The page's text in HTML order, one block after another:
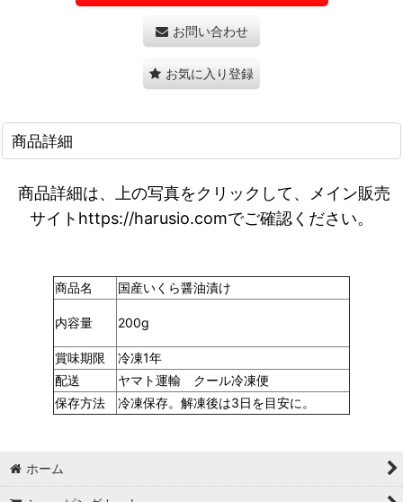
お問い合わせ
お気に入り登録
商品詳細
商品詳細は、上の写真をクリックして、メイン販売
サイトhttps://harusio.comでご確認ください。
商品名 国産いくら醤油漬け
内容量 200g
賞味期限
冷凍1年
配送
ヤマト運輸 クール冷凍便
保存方法
冷凍保存。解凍後は3日を目安に。
ホーム